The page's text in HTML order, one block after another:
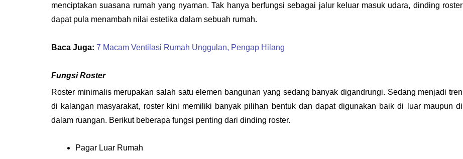
menciptakan suasana rumah yang nyaman. Tak hanya berfungsi sebagai jalur keluar masuk udara, dinding roster
dapat pula menambah nilai estetika dalam sebuah rumah.
Baca Juga: 7 Macam Ventilasi Rumah Unggulan, Pengap Hilang
Fungsi Roster
Roster minimalis merupakan salah satu elemen bangunan yang sedang banyak digandrungi. Sedang menjadi tren
di kalangan masyarakat, roster kini memiliki banyak pilihan bentuk dan dapat digunakan baik di luar maupun di
dalam ruangan. Berikut beberapa fungsi penting dari dinding roster.
Pagar Luar Rumah